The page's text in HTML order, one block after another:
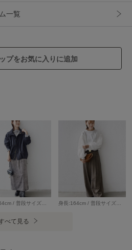
から一番高い位置より計測して
さい。
セサリー、表面の粗い物等への
ださい。
りますので、予めご留意くださ
が異なって見える場合がござい
り画像をご参考にしてくださ
一覧
プをお気に入りに追加
べて見る